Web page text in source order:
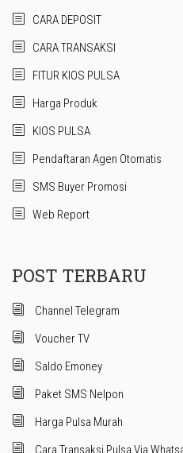
CARA DEPOSIT
CARA TRANSAKSI
FITUR KIOS PULSA
Harga Produk
KIOS PULSA
Pendaftaran Agen Otomatis
SMS Buyer Promosi
Web Report
POST TERBARU
Channel Telegram
Voucher TV
Saldo Emoney
Paket SMS Nelpon
Harga Pulsa Murah